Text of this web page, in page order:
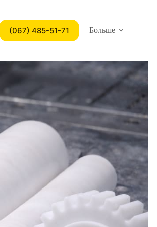
(067) 485-51-71 Больше